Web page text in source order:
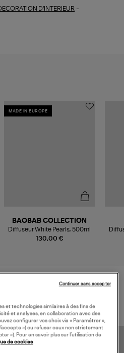
DECORATION D'INTERIEUR -
MADE IN EUROPE
130,00 €
BAOBAB COLLECTION
Diffuseur White Pearls, 500ml
et technologies similaires à des fins de
et analyses, en collaboration avec des
configurer vos choix via « Paramétrer »,
») ou refuser ceux non strictement
»). Pour en savoir plus sur l’utilisation de
de cookies
Continuer sans accepter